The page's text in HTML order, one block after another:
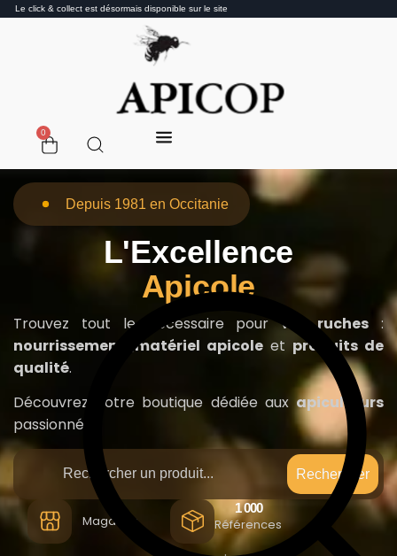
Le click & collect est désormais disponible sur le site
0
Depuis 1981 en Occitanie
L'Excellence
Apicole
Trouvez tout le nécessaire pour vosruches :
nourrissement
,matériel apicole et produits de
qualité.
Découvrez notre boutique dédiée aux apiculteurs
passionnés.
Rechercher
Magasins Références
1 000